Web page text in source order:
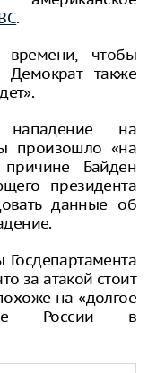
.
чтобы
также
на
произошло «на
Байден
президента
данные об
за атакой стоит
на «долгое
России в